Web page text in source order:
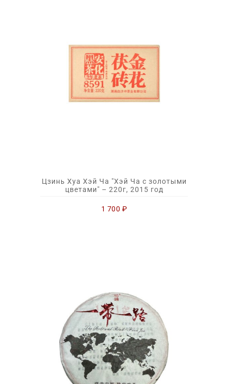
Цзинь Хуа Хэй Ча "Хэй Ча с золотыми
цветами" – 220г, 2015 год
1 700 ₽